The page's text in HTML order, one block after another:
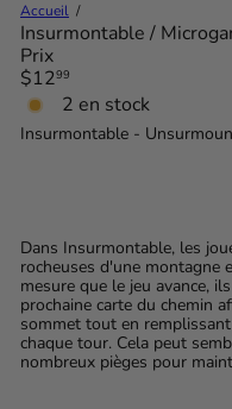
Accueil
Insurmontable /
Prix
Prix
régulier
$1299
2 en stock
Insurmontable -
Dans Insurmontable, les
rocheuses d'une montagne
mesure que le jeu avance,
prochaine carte du chemin
sommet tout en
chaque tour. Cela peut
nombreux pièges pour